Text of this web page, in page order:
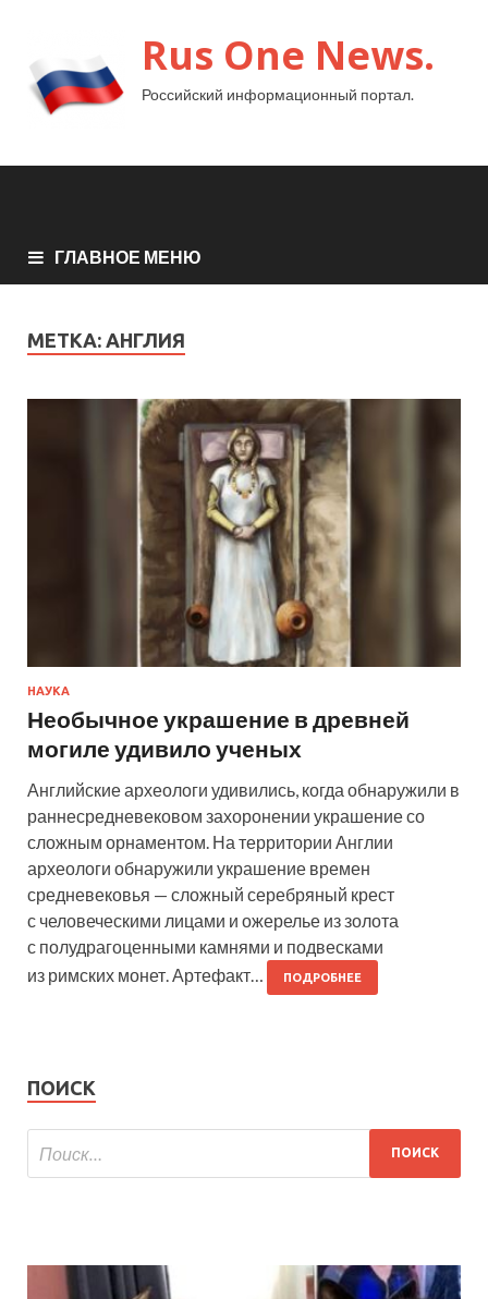
Rus One News.
Российский информационный портал.
ГЛАВНОЕ МЕНЮ
МЕТКА: АНГЛИЯ
НАУКА
Необычное украшение в древней
могиле удивило ученых
Английские археологи удивились, когда обнаружили в
раннесредневековом захоронении украшение со
сложным орнаментом. На территории Англии
археологи обнаружили украшение времен
средневековья — сложный серебряный крест
с человеческими лицами и ожерелье из золота
с полудрагоценными камнями и подвесками
из римских монет. Артефакт…
ПОДРОБНЕЕ
ПОИСК